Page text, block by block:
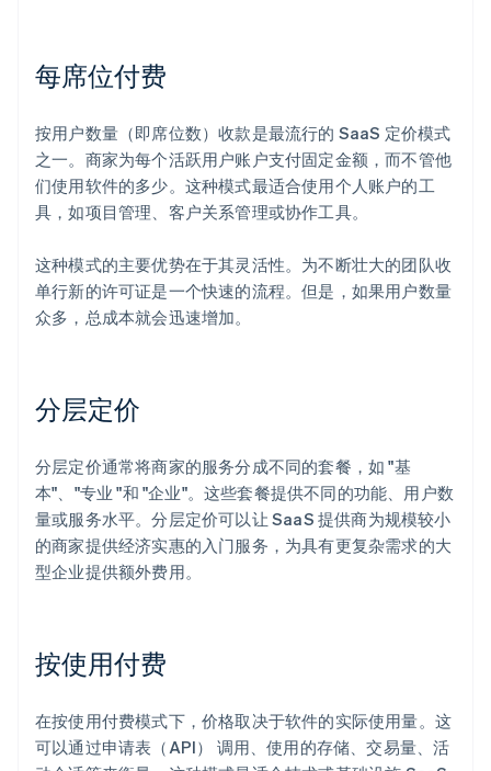
每席位付费
按用户数量（即席位数）收款是最流行的 SaaS 定价模式
之一。商家为每个活跃用户账户支付固定金额，而不管他
们使用软件的多少。这种模式最适合使用个人账户的工
具，如项目管理、客户关系管理或协作工具。
这种模式的主要优势在于其灵活性。为不断壮大的团队收
单行新的许可证是一个快速的流程。但是，如果用户数量
众多，总成本就会迅速增加。
分层定价
分层定价通常将商家的服务分成不同的套餐，如 "基
本"、"专业 "和 "企业"。这些套餐提供不同的功能、用户数
量或服务水平。分层定价可以让 SaaS 提供商为规模较小
的商家提供经济实惠的入门服务，为具有更复杂需求的大
型企业提供额外费用。
按使用付费
在按使用付费模式下，价格取决于软件的实际使用量。这
可以通过申请表（API） 调用、使用的存储、交易量、活